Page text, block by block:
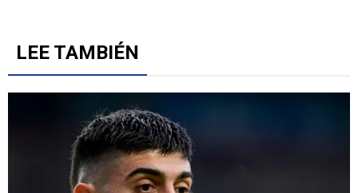
LEE TAMBIÉN